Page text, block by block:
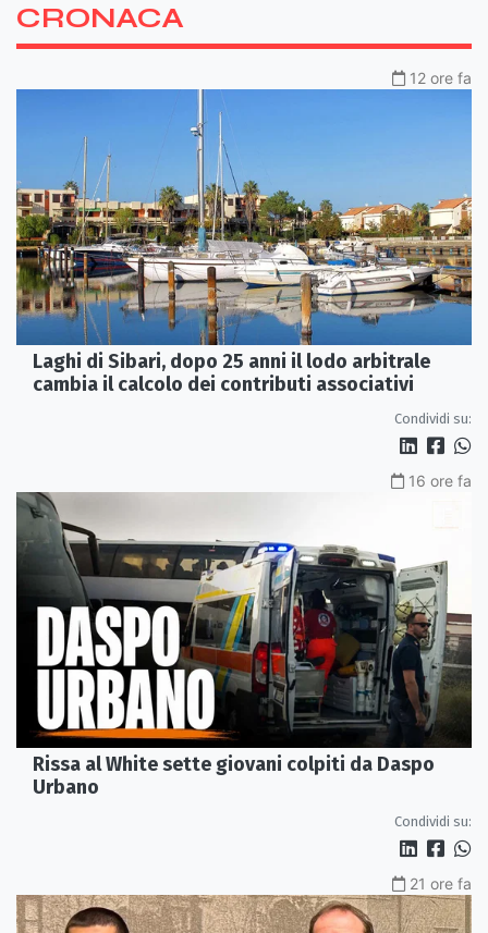
CRONACA
12 ore fa
Laghi di Sibari, dopo 25 anni il lodo arbitrale
cambia il calcolo dei contributi associativi
Condividi su:
16 ore fa
Rissa al White sette giovani colpiti da Daspo
Urbano
Condividi su:
21 ore fa